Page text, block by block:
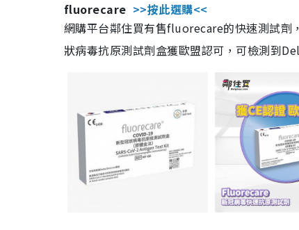
fluorecare >>按此選購<<
網購平台鄰住買有售fluorecare的快速測試劑
狀病毒抗原測試劑盒獲歐盟認可，可檢測到